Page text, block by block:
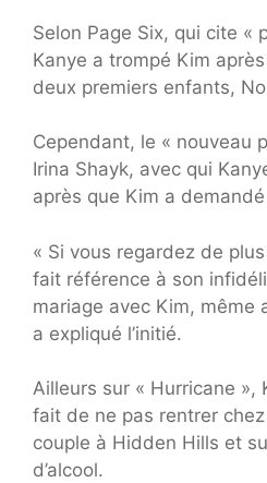
Selon Page Six, qui cite «
Kanye a trompé Kim
deux premiers enfants,
Cependant, le « nouveau
Irina Shayk, avec qui
après que Kim a
« Si vous regardez de
fait référence à son
mariage avec Kim, même
a expliqué l’initié.
Ailleurs sur « Hurricane »,
fait de ne pas rentrer
couple à Hidden Hills et
d’alcool.